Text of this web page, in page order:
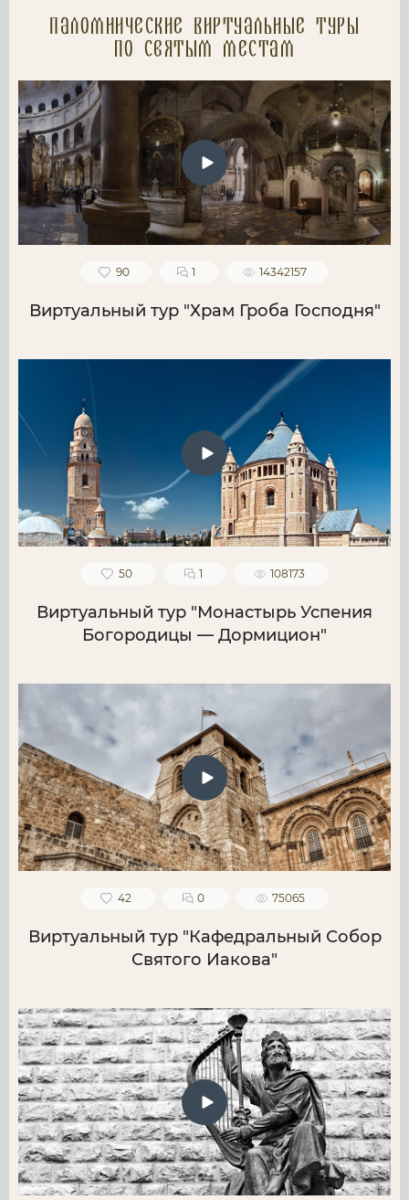
Паломнические Виртуальные туры
по святым местам
90 1 14342157
Виртуальный тур "Храм Гроба Господня"
50 1 108173
Виртуальный тур "Монастырь Успения
Богородицы — Дормицион"
42 0 75065
Виртуальный тур "Кафедральный Собор
Святого Иакова"